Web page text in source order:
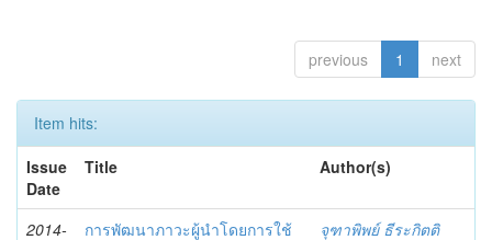
previous 1 next
Item hits:
Issue
Date
Title Author(s)
2014-
การพัฒนาภาวะผู้นำโดยการใช้
จุฑาพิพย์ ธีระกิตติ